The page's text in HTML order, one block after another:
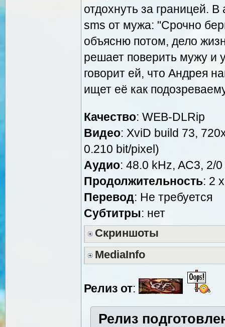
отдохнуть за границей.
sms от мужа: "Срочно
объясню потом, дело
решает поверить мужу и
говорит ей, что Андрея
ищет её как
Качество: WEB-DLRip
Видео: XviD build 73,
0.210 bit/pixel)
Аудио: 48.0 kHz, AC3, 2/
Продолжительность: 2
Перевод: Не требуется
Cубтитры: нет
Скриншоты
MediaInfo
Релиз от:
Релиз